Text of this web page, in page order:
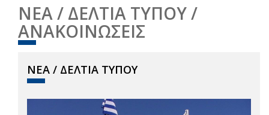
ΝΕΑ / ΔΕΛΤΙΑ ΤΥΠΟΥ /
ΑΝΑΚΟΙΝΩΣΕΙΣ
ΝΕΑ / ΔΕΛΤΙΑ ΤΥΠΟΥ